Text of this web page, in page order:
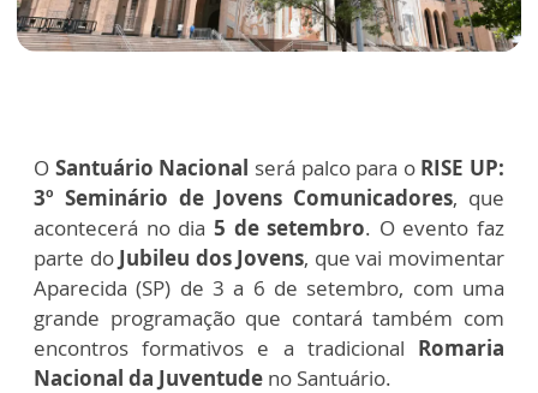
O Santuário Nacional será palco para o RISE UP:
3º Seminário de Jovens Comunicadores, que
acontecerá no dia 5 de setembro. O evento faz
parte doJubileu dos Jovens, que vai movimentar
Aparecida (SP) de 3 a 6 de setembro, com uma
grande programação que contará também com
encontros formativos e a tradicional Romaria
Nacional da Juventude no Santuário.